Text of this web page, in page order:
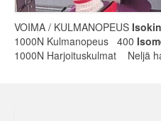
VOIMA / KULMANOPEUS
1000N Kulmanopeus 400
1000N Harjoituskulmat Neljä